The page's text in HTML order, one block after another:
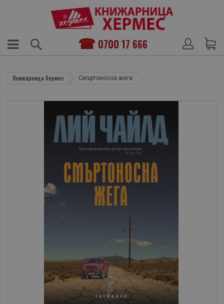
0700 17 666
Книжарница Хермес Смъртоносна жега